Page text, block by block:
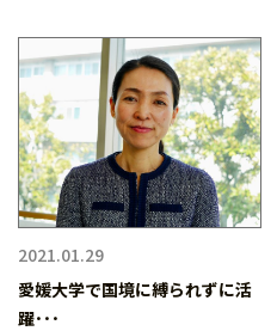
2021.01.29
愛媛大学で国境に縛られずに活
躍･･･